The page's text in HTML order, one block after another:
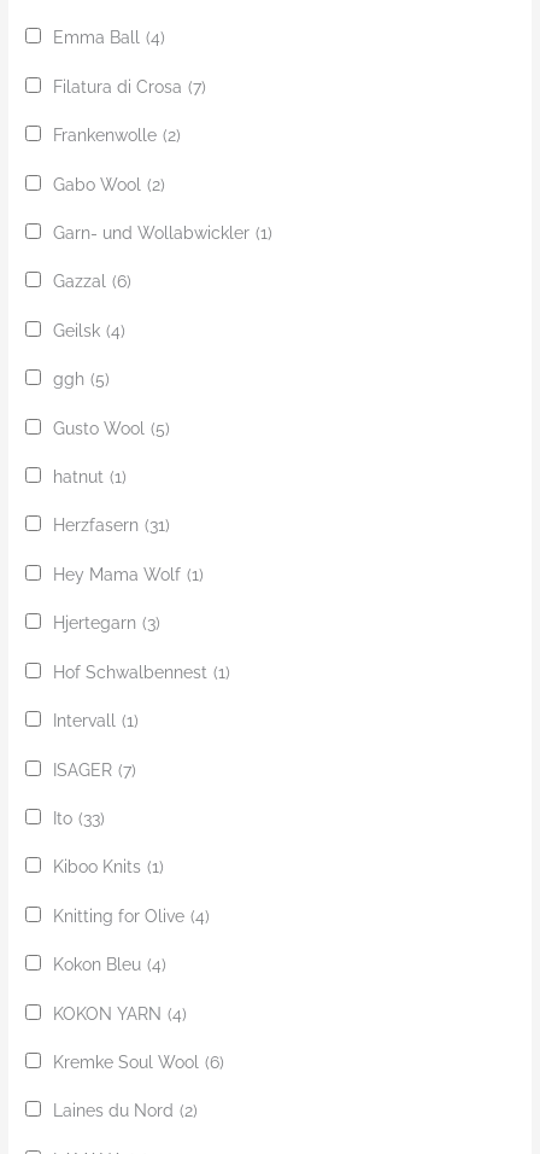
Emma Ball (4)
Filatura di Crosa (7)
Frankenwolle (2)
Gabo Wool (2)
Garn- und Wollabwickler (1)
Gazzal (6)
Geilsk (4)
ggh (5)
Gusto Wool (5)
hatnut (1)
Herzfasern (31)
Hey Mama Wolf (1)
Hjertegarn (3)
Hof Schwalbennest (1)
Intervall (1)
ISAGER (7)
Ito (33)
Kiboo Knits (1)
Knitting for Olive (4)
Kokon Bleu (4)
KOKON YARN (4)
Kremke Soul Wool (6)
Laines du Nord (2)